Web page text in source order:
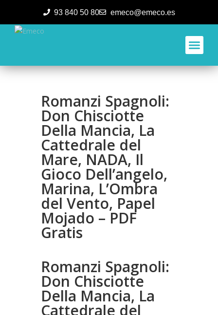
93 840 50 80 emeco@emeco.es
Romanzi Spagnoli:
Don Chisciotte
Della Mancia, La
Cattedrale del
Mare, NADA, Il
Gioco Dell’angelo,
Marina, L’Ombra
del Vento, Papel
Mojado – PDF
Gratis
Romanzi Spagnoli:
Don Chisciotte
Della Mancia, La
Cattedrale del